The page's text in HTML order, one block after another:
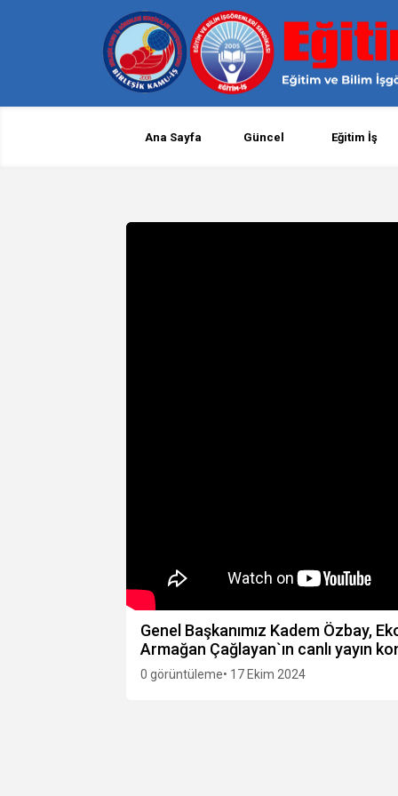
Ana Sayfa Güncel Eğitim İş
Genel Başkanımız Kadem Özbay,
Armağan Çağlayan`ın canlı yayın
0 görüntüleme• 17 Ekim 2024